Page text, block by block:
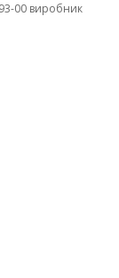
93-00 виробник